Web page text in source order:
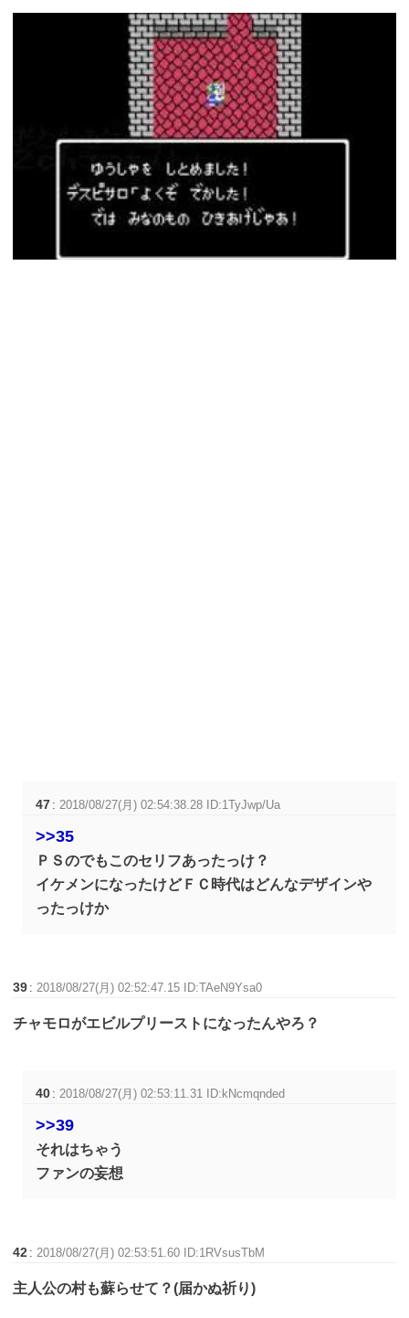
47 : 2018/08/27(月) 02:54:38.28 ID:1TyJwp/Ua
>>35
ＰＳのでもこのセリフあったっけ？
イケメンになったけどＦＣ時代はどんなデザインや
ったっけか
39 : 2018/08/27(月) 02:52:47.15 ID:TAeN9Ysa0
チャモロがエビルプリーストになったんやろ？
40 : 2018/08/27(月) 02:53:11.31 ID:kNcmqnded
>>39
それはちゃう
ファンの妄想
42 : 2018/08/27(月) 02:53:51.60 ID:1RVsusTbM
主人公の村も蘇らせて？(届かぬ祈り)